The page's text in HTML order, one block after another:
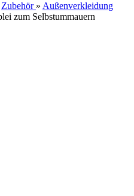
Zubehör » Außenverkleidung
zum Selbstummauern